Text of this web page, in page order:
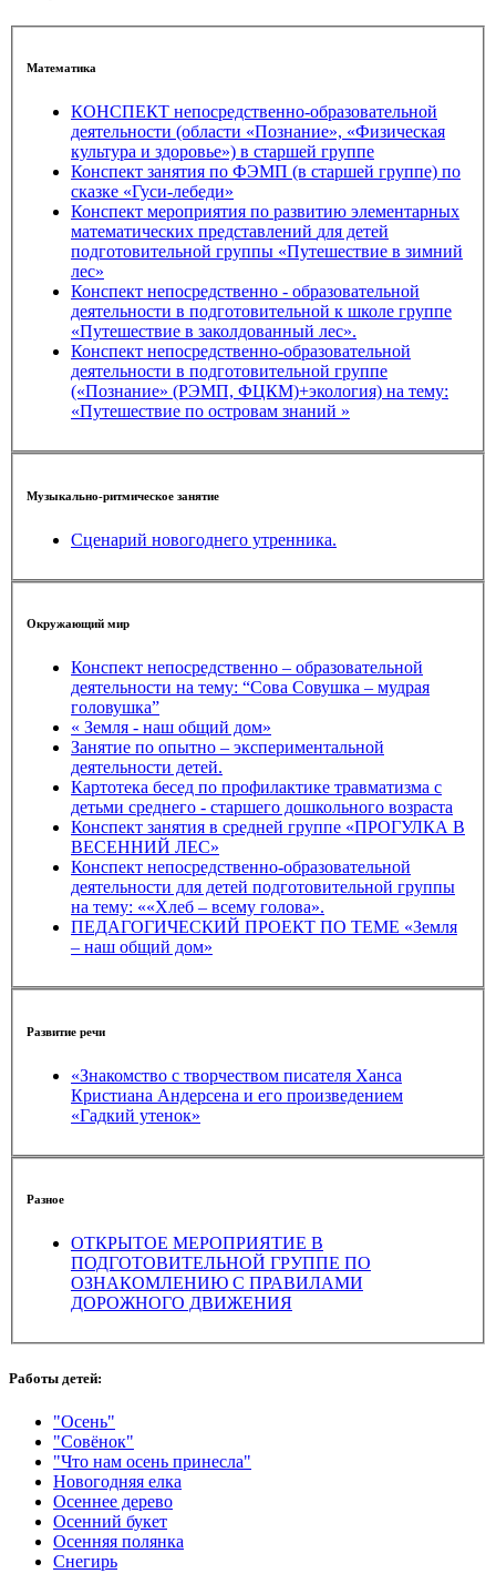
Математика
КОНСПЕКТ непосредственно-образовательной
деятельности (области «Познание», «Физическая
культура и здоровье») в старшей группе
Конспект занятия по ФЭМП (в старшей группе) по
сказке «Гуси-лебеди»
Конспект мероприятия по развитию элементарных
математических представлений для детей
подготовительной группы «Путешествие в зимний
лес»
Конспект непосредственно - образовательной
деятельности в подготовительной к школе группе
«Путешествие в заколдованный лес».
Конспект непосредственно-образовательной
деятельности в подготовительной группе
(«Познание» (РЭМП, ФЦКМ)+экология) на тему:
«Путешествие по островам знаний »
Музыкально-ритмическое занятие
Сценарий новогоднего утренника.
Окружающий мир
Конспект непосредственно – образовательной
деятельности на тему: “Сова Совушка – мудрая
головушка”
« Земля - наш общий дом»
Занятие по опытно – экспериментальной
деятельности детей.
Картотека бесед по профилактике травматизма с
детьми среднего - старшего дошкольного возраста
Конспект занятия в средней группе «ПРОГУЛКА В
ВЕСЕННИЙ ЛЕС»
Конспект непосредственно-образовательной
деятельности для детей подготовительной группы
на тему: ««Хлеб – всему голова».
ПЕДАГОГИЧЕСКИЙ ПРОЕКТ ПО ТЕМЕ «Земля
– наш общий дом»
Развитие речи
«Знакомство с творчеством писателя Ханса
Кристиана Андерсена и его произведением
«Гадкий утенок»
Разное
ОТКРЫТОЕ МЕРОПРИЯТИЕ В
ПОДГОТОВИТЕЛЬНОЙ ГРУППЕ ПО
ОЗНАКОМЛЕНИЮ С ПРАВИЛАМИ
ДОРОЖНОГО ДВИЖЕНИЯ
Работы детей:
"Осень"
"Совёнок"
"Что нам осень принесла"
Новогодняя елка
Осеннее дерево
Осенний букет
Осенняя полянка
Снегирь